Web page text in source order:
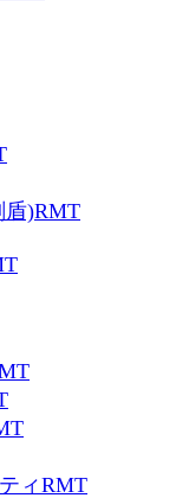
盾)RMT
ィRMT